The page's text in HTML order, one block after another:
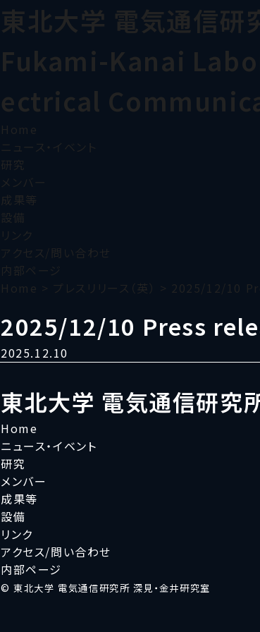
東北大学 電気通信研
Fukami-Kanai
ectrical
Home
ニュース・イベント
研究
メンバー
成果等
設備
リンク
アクセス/問い合わせ
内部ページ
Home > プレスリリース（英） > 2025/12/10
2025/12/10 Press
2025.12.10
東北大学 電気通信研究
Home
ニュース・イベント
研究
メンバー
成果等
設備
リンク
アクセス/問い合わせ
内部ページ
© 東北大学 電気通信研究所 深見・金井研究室